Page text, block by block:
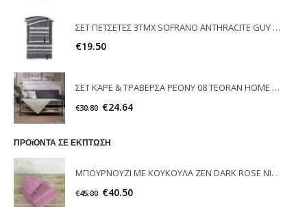
ΣΕΤ ΠΕΤΣΕΤΕΣ 3ΤΜΧ SOFRANO ANTHRACITE GUY LAROCHE
€19.50
ΣΕΤ ΚΑΡΕ & ΤΡΑΒΕΡΣΑ PEONY 08 TEORAN HOME & MORE
€30.80 €24.64
ΠΡΟϊΟΝΤΑ ΣΕ ΕΚΠΤΩΣΗ
ΜΠΟΥΡΝΟΥΖΙ ΜΕ ΚΟΥΚΟΥΛΑ ZEN DARK ROSE NIMA HOME
€45.00 €40.50